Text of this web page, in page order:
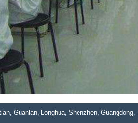
Guanlan, Longhua, Shenzhen, Guangdong,